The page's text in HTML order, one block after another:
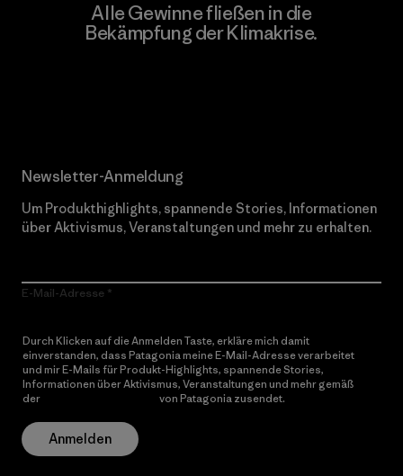
Alle Gewinne fließen in die
Bekämpfung der Klimakrise.
Newsletter-Anmeldung
Um Produkthighlights, spannende Stories, Informationen
über Aktivismus, Veranstaltungen und mehr zu erhalten.
E-Mail-Adresse
Durch Klicken auf die Anmelden Taste, erkläre mich damit
einverstanden, dass Patagonia meine E-Mail-Adresse verarbeitet
und mir E-Mails für Produkt-Highlights, spannende Stories,
Informationen über Aktivismus, Veranstaltungen und mehr gemäß
der
von Patagonia zusendet.
Anmelden